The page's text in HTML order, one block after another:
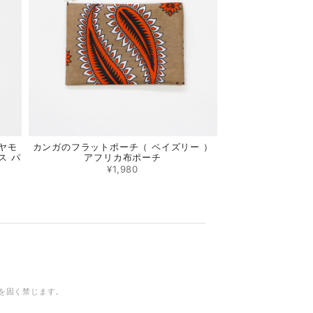
モ
パ
カンガのフラットポーチ（ ペイズリー ）
アフリカ布ポーチ
¥1,980
く禁じます。